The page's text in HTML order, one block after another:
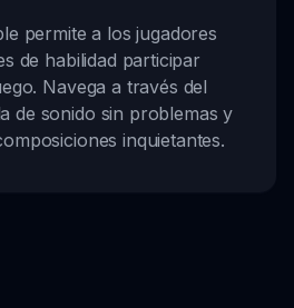
permite a los jugadores
de habilidad participar
Navega a través del
de sonido sin problemas y
inquietantes.